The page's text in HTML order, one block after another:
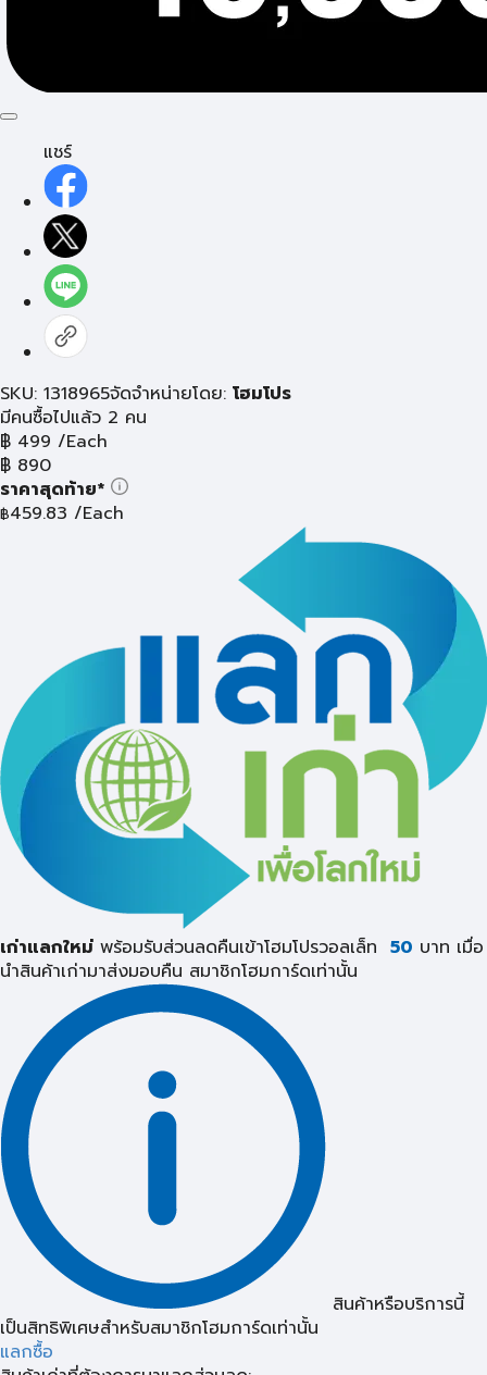
แชร์
SKU: 1318965จัดจำหน่ายโดย: โฮมโปร
มีคนซื้อไปแล้ว 2 คน
฿ 499 /Each
฿ 890
ราคาสุดท้าย*
฿459.83 /Each
เก่าแลกใหม่ พร้อมรับส่วนลดคืนเข้าโฮมโปรวอลเล็ท 50 บาท เมื่อ
นำสินค้าเก่ามาส่งมอบคืน สมาชิกโฮมการ์ดเท่านั้น
สินค้าหรือบริการนี้
เป็นสิทธิพิเศษสำหรับสมาชิกโฮมการ์ดเท่านั้น
แลกซื้อ